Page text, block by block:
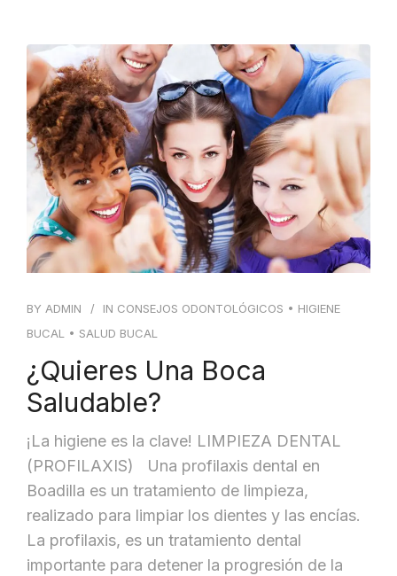
GALERÍA
BLOG
CONTACTO
BY ADMIN IN CONSEJOS ODONTOLÓGICOS • HIGIENE
BUCAL
• SALUD BUCAL
¿Quieres Una Boca
Saludable?
¡La higiene es la clave! LIMPIEZA DENTAL
(PROFILAXIS) Una profilaxis dental en
Boadilla es un tratamiento de limpieza,
realizado para limpiar los dientes y las encías.
La profilaxis, es un tratamiento dental
importante para detener la progresión de la